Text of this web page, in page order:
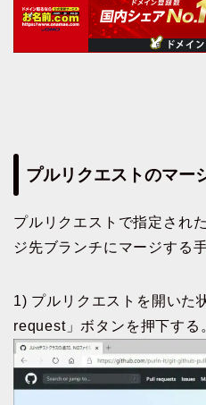
プルリクエストのマー
プルリクエストで指定され
ジ先ブランチにマージする
1) プルリクエストを開いた
request」ボタンを押下する